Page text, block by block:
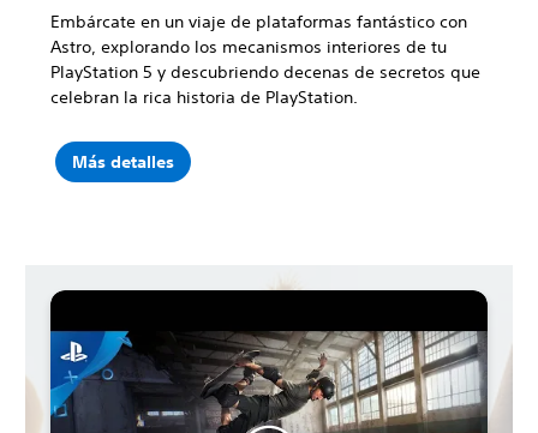
Embárcate en un viaje de plataformas fantástico con
Astro, explorando los mecanismos interiores de tu
PlayStation 5 y descubriendo decenas de secretos que
celebran la rica historia de PlayStation.
Más detalles